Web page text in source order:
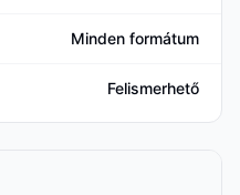
Minden formátum
Felismerhető